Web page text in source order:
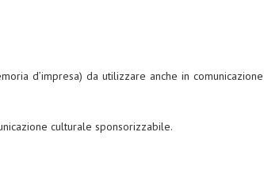
d’impresa) da utilizzare anche in comunicazione
culturale sponsorizzabile.